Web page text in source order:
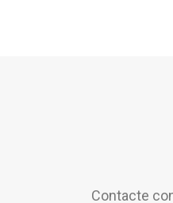
Contacte